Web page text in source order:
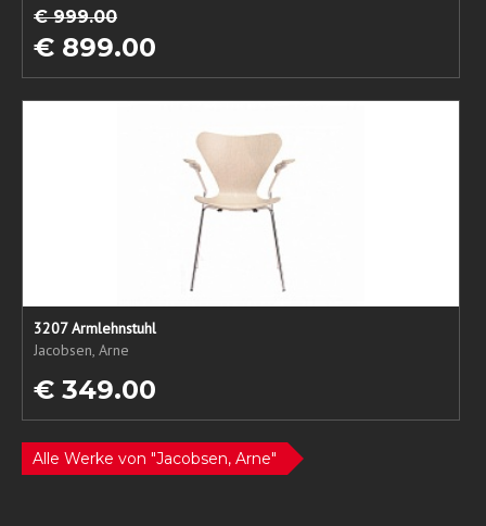
€ 999.00
€ 899.00
3207 Armlehnstuhl
Jacobsen, Arne
€ 349.00
Alle Werke von "Jacobsen, Arne"